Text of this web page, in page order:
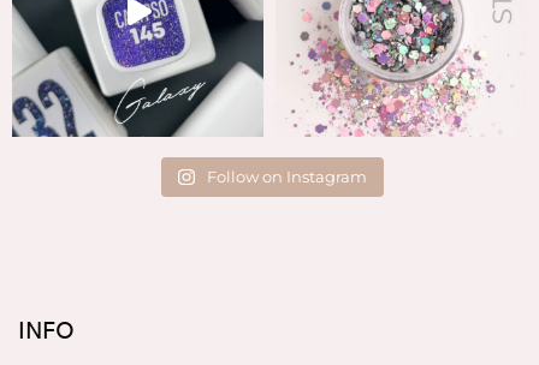
Follow on Instagram
INFO